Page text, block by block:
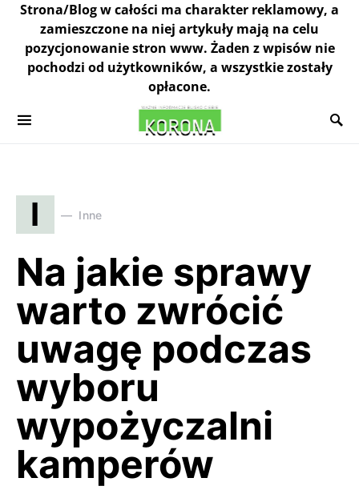
Strona/Blog w całości ma charakter reklamowy, a
zamieszczone na niej artykuły mają na celu
pozycjonowanie stron www. Żaden z wpisów nie
pochodzi od użytkowników, a wszystkie zostały
opłacone.
I Inne
Na jakie sprawy
warto zwrócić
uwagę podczas
wyboru
wypożyczalni
kamperów